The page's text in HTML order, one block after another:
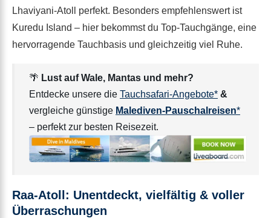
Lhaviyani-Atoll perfekt. Besonders empfehlenswert ist
Kuredu Island – hier bekommst du Top-Tauchgänge, eine
hervorragende Tauchbasis und gleichzeitig viel Ruhe.
🌴 Lust auf Wale, Mantas und mehr?
Entdecke unsere die Tauchsafari-Angebote* &
vergleiche günstige Malediven-Pauschalreisen*
– perfekt zur besten Reisezeit.
Raa-Atoll: Unentdeckt, vielfältig & voller
Überraschungen